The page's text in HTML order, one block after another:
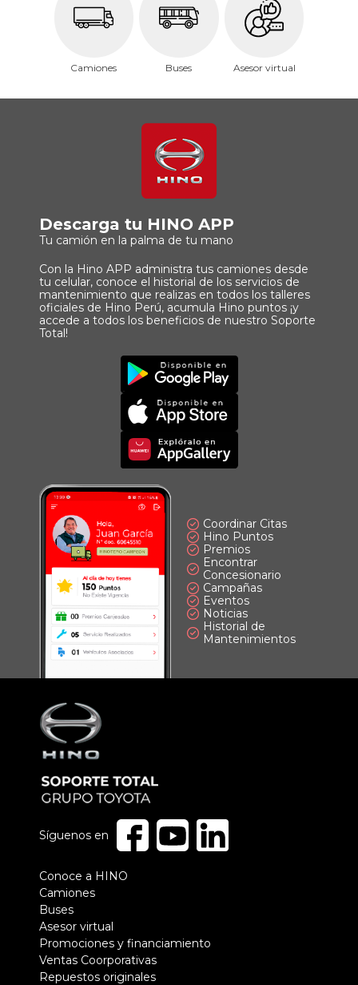
Camiones Buses Asesor virtual
Descarga tu HINO APP
Tu camión en la palma de tu mano
Con la Hino APP administra tus camiones desde
tu celular, conoce el historial de los servicios de
mantenimiento que realizas en todos los talleres
oficiales de Hino Perú, acumula Hino puntos ¡y
accede a todos los beneficios de nuestro Soporte
Total!
Imagen
Principal
Imagen
Principal
Imagen
Principal
Coordinar Citas
Hino Puntos
Premios
Encontrar
Concesionario
Campañas
Eventos
Noticias
Historial de
Mantenimientos
Pie
de
página
Conoce a HINO
Camiones
Buses
Asesor virtual
Promociones y financiamiento
Ventas Coorporativas
Repuestos originales
Síguenos en